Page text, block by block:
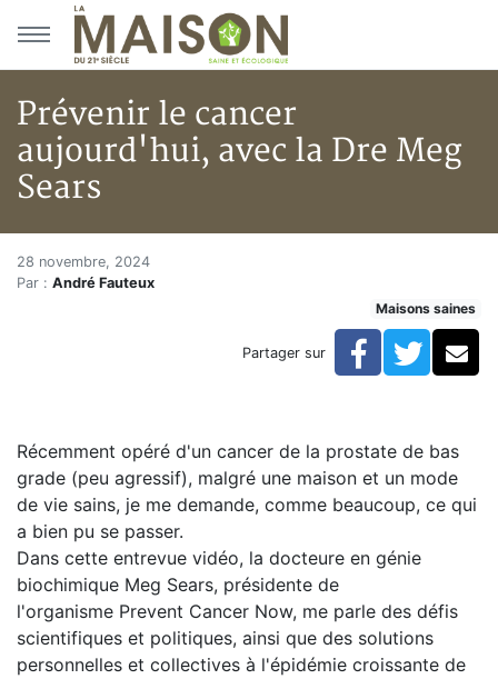
Aller au menu principal
Aller au contenu principal
Prévenir le cancer
aujourd'hui, avec la Dre Meg
Sears
Accueil
Articles
Hypersensibilités environnementales
Prévenir le cancer aujourd'hui, avec la Dre Meg Sears
Prévenir le cancer aujourd'hui,
28 novembre, 2024
Par : André Fauteux
Maisons saines
Partager sur Facebook
Récemment opéré d'un cancer de la prostate de bas
grade (peu agressif), malgré une maison et un mode
de vie sains, je me demande, comme beaucoup, ce qui
a bien pu se passer.
Dans cette entrevue vidéo, la docteure en génie
biochimique Meg Sears, présidente de
l'organisme Prevent Cancer Now, me parle des défis
scientifiques et politiques, ainsi que des solutions
personnelles et collectives à l'épidémie croissante de